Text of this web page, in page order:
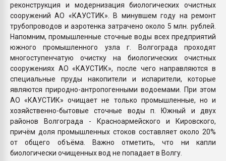
реконструкция и модернизация биологических очистных
сооружений АО «КАУСТИК». В минувшем году на ремонт
трубопроводов и аэротенка затрачено около 5 млн. рублей.
Напомним, промышленные сточные воды всех предприятий
южного промышленного узла г. Волгограда проходят
многоступенчатую очистку на биологических очистных
сооружениях АО «КАУСТИК», после чего направляются в
специальные пруды накопители и испарители, которые
являются природно-антропогенными водоемами. При этом
АО «КАУСТИК» очищает не только промышленные, но и
хозяйственно-бытовые сточные воды п. Южный и двух
районов Волгограда - Красноармейского и Кировского,
причём доля промышленных стоков составляет около 20%
от общего объёма. Важно отметить, что ни капли
биологически очищенных вод не попадает в Волгу.